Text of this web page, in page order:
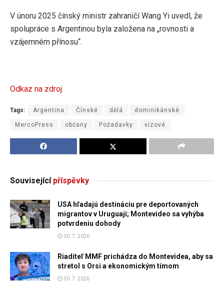
V únoru 2025 čínský ministr zahraničí Wang Yi uvedl, že
spolupráce s Argentinou byla založena na „rovnosti a
vzájemném přínosu“.
Odkaz na zdroj
Tags: Argentina Čínské dělá dominikánské
MercoPress občany Požadavky vízové
Souvisejícípříspěvky
USA hľadajú destináciu pre deportovaných
migrantov v Uruguaji; Montevideo sa vyhýba
potvrdeniu dohody
30. 7. 2026
Riaditeľ MMF prichádza do Montevidea, aby sa
stretol s Orsi a ekonomickým tímom
30. 7. 2026